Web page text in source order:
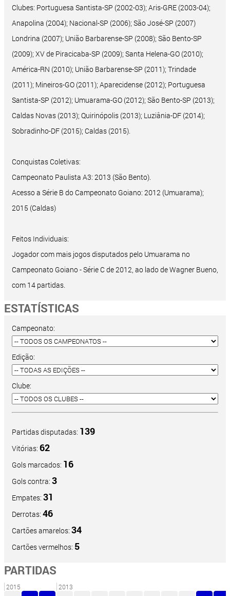
Clubes: Portuguesa Santista-SP (2002-03); Aris-GRE (2003-04);
Anapolina (2004); Nacional-SP (2006); São José-SP (2007)
Londrina (2007); União Barbarense-SP (2008); São Bento-SP
(2009); XV de Piracicaba-SP (2009); Santa Helena-GO (2010);
América-RN (2010); União Barbarense-SP (2011); Trindade
(2011); Mineiros-GO (2011); Aparecidense (2012); Portuguesa
Santista-SP (2012); Umuarama-GO (2012); São Bento-SP (2013);
Caldas Novas (2013); Quirinópolis (2013); Luziânia-DF (2014);
Sobradinho-DF (2015); Caldas (2015).
Conquistas Coletivas:
Campeonato Paulista A3: 2013 (São Bento).
Acesso a Série B do Campeonato Goiano: 2012 (Umuarama);
2015 (Caldas)
Feitos Individuais:
Jogador com mais jogos disputados pelo Umuarama no
Campeonato Goiano - Série C de 2012, ao lado de Wagner Bueno,
com 14 partidas.
ESTATÍSTICAS
Campeonato:
Edição:
Clube:
Partidas disputadas: 139
Vitórias: 62
Gols marcados: 16
Gols contra: 3
Empates: 31
Derrotas: 46
Cartões amarelos: 34
Cartões vermelhos: 5
PARTIDAS
2015 2013